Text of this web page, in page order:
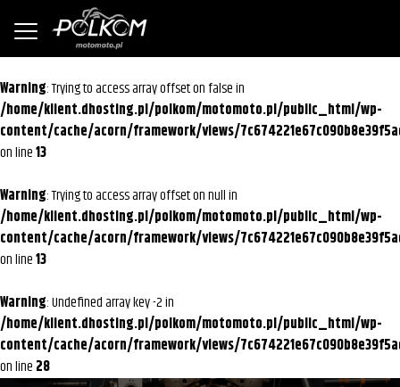
Warning : Trying to access array offset on false in
/home/klient.dhosting.pl/polkom/motomoto.pl/public_html/wp-
content/cache/acorn/framework/views/
on line13
Warning : Trying to access array offset on null in
/home/klient.dhosting.pl/polkom/motomoto.pl/public_html/wp-
content/cache/acorn/framework/views/
on line13
Warning : Undefined array key -2 in
/home/klient.dhosting.pl/polkom/motomoto.pl/public_html/wp-
content/cache/acorn/framework/views/
on line 28